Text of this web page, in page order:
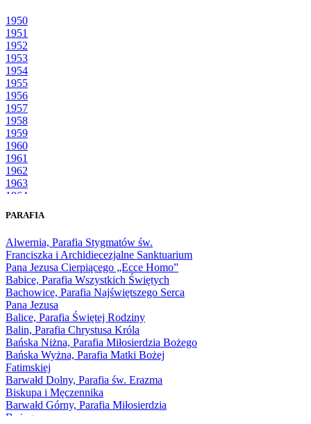
1950
1951
1952
1953
1954
1955
1956
1957
1958
1959
1960
1961
1962
1963
1964
1966
1968
1969
1970
1971
1972
1973
1974
1975
1976
1977
1978
1979
1980
1981
PARAFIA
Alwernia, Parafia Stygmatów św.
Franciszka i Archidiecezjalne Sanktuarium
Pana Jezusa Cierpiącego „Ecce Homo”
Babice, Parafia Wszystkich Świętych
Bachowice, Parafia Najświętszego Serca
Pana Jezusa
Balice, Parafia Świętej Rodziny
Balin, Parafia Chrystusa Króla
Bańska Niżna, Parafia Miłosierdzia Bożego
Bańska Wyżna, Parafia Matki Bożej
Fatimskiej
Barwałd Dolny, Parafia św. Erazma
Biskupa i Męczennika
Barwałd Górny, Parafia Miłosierdzia
Bożego